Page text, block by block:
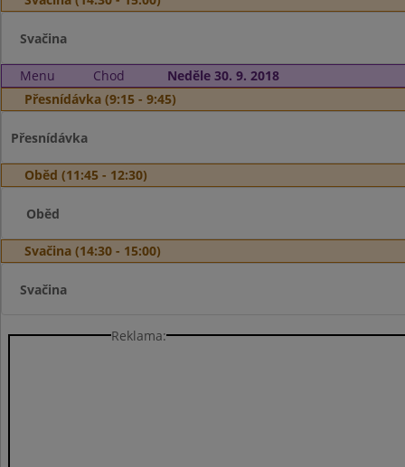
Svačina
Menu Chod
Neděle 30. 9. 2018
Přesnídávka (9:15 - 9:45)
Přesnídávka
Oběd (11:45 - 12:30)
Oběd
Svačina (14:30 - 15:00)
Svačina
Reklama: